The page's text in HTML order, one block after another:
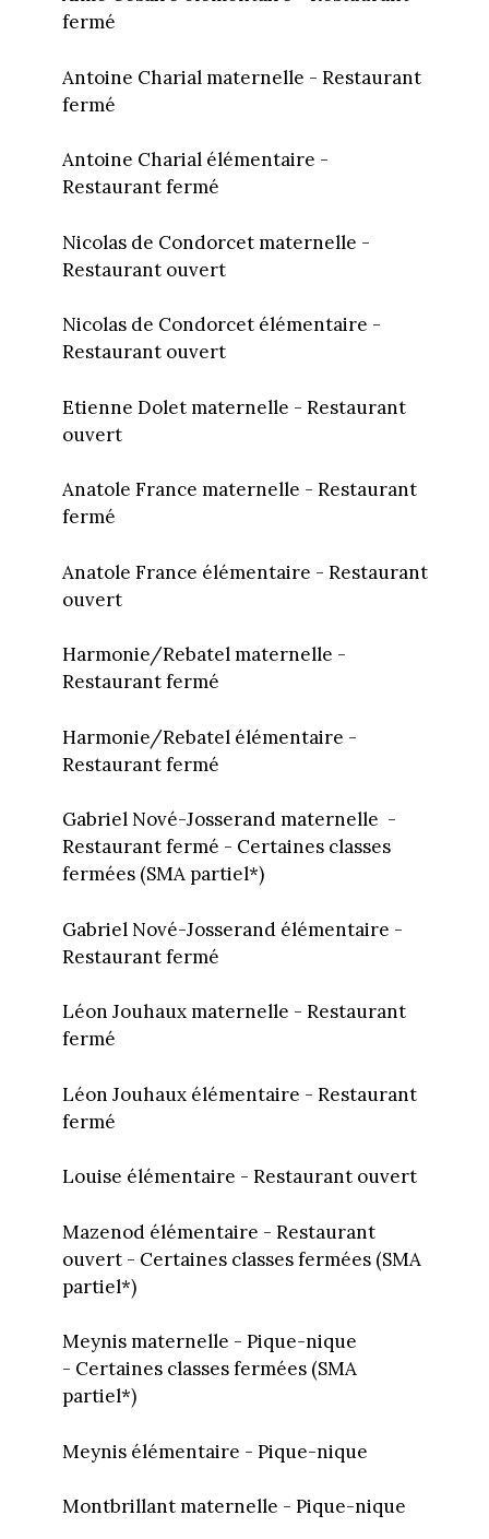
fermé
Antoine Charial maternelle - Restaurant
fermé
Antoine Charial élémentaire -
Restaurant fermé
Nicolas de Condorcet maternelle -
Restaurant ouvert
Nicolas de Condorcet élémentaire -
Restaurant ouvert
Etienne Dolet maternelle - Restaurant
ouvert
Anatole France maternelle - Restaurant
fermé
Anatole France élémentaire - Restaurant
ouvert
Harmonie/Rebatel maternelle -
Restaurant fermé
Harmonie/Rebatel élémentaire -
Restaurant fermé
Gabriel Nové-Josserand maternelle -
Restaurant fermé - Certaines classes
fermées (SMA partiel*)
Gabriel Nové-Josserand élémentaire -
Restaurant fermé
Léon Jouhaux maternelle - Restaurant
fermé
Léon Jouhaux élémentaire - Restaurant
fermé
Louise élémentaire - Restaurant ouvert
Mazenod élémentaire - Restaurant
ouvert - Certaines classes fermées (SMA
partiel*)
Meynis maternelle - Pique-nique
- Certaines classes fermées (SMA
partiel*)
Meynis élémentaire - Pique-nique
Montbrillant maternelle - Pique-nique